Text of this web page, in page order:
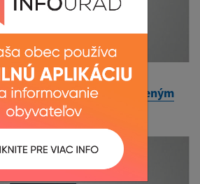
na cestovnom s predplateným